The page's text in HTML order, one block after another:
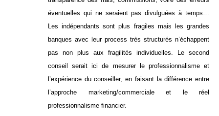
éventuelles qui ne seraient pas divulguées à temps…
Les indépendants sont plus fragiles mais les grandes
banques avec leur process très structurés n’échappent
pas non plus aux fragilités individuelles. Le second
conseil serait ici de mesurer le professionnalisme et
l’expérience du conseiller, en faisant la différence entre
l’approche marketing/commerciale et le réel
professionnalisme financier.